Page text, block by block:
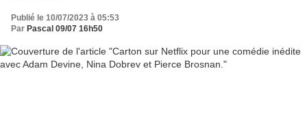
Publié le 10/07/2023 à 05:53
Par Pascal 09/07 16h50